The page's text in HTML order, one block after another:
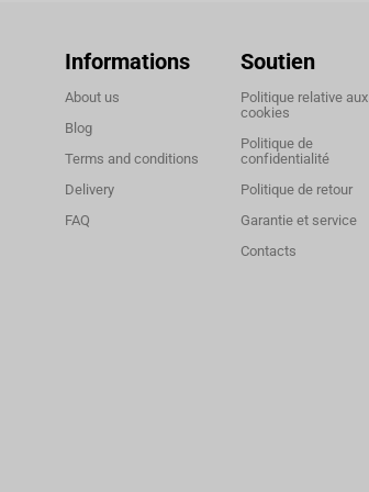
Informations
About us
Blog
Terms and conditions
Delivery
FAQ
Soutien
Politique relative aux
cookies
Politique de
confidentialité
Politique de retour
Garantie et service
Contacts